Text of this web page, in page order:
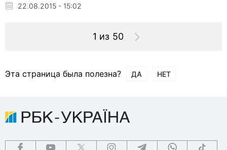
22.08.2015 - 15:02
1 из 50
Эта страница была полезна? ДА НЕТ